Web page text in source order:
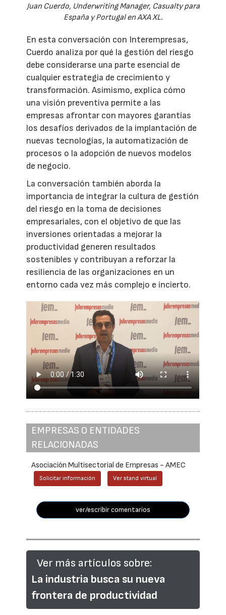
Juan Cuerdo, Underwriting Manager, Casualty para
España y Portugal en AXA XL.
En esta conversación con Interempresas,
Cuerdo analiza por qué la gestión del riesgo
debe considerarse una parte esencial de
cualquier estrategia de crecimiento y
transformación. Asimismo, explica cómo
una visión preventiva permite a las
empresas afrontar con mayores garantías
los desafíos derivados de la implantación de
nuevas tecnologías, la automatización de
procesos o la adopción de nuevos modelos
de negocio.
La conversación también aborda la
importancia de integrar la cultura de gestión
del riesgo en la toma de decisiones
empresariales, con el objetivo de que las
inversiones orientadas a mejorar la
productividad generen resultados
sostenibles y contribuyan a reforzar la
resiliencia de las organizaciones en un
entorno cada vez más complejo e incierto.
EMPRESAS O ENTIDADES
RELACIONADAS
Asociación Multisectorial de Empresas - AMEC
Solicitar información Ver stand virtual
ver/escribir comentarios
Ver más artículos sobre:
La industria busca su nueva
frontera de productividad